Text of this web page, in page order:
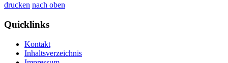
drucken nach oben
Quicklinks
Kontakt
Inhaltsverzeichnis